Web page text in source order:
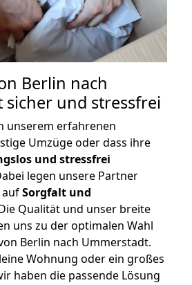
Berlin nach
sicher und stressfrei
unserem erfahrenen
Umzüge oder dass ihre
und stressfrei
legen unsere Partner
aufSorgfalt und
Qualität und unser breite
uns zu der optimalen Wahl
Berlin nach Ummerstadt.
Wohnung oder ein großes
haben die passende Lösung